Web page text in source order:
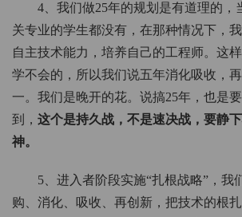
4、我们做25年的规划是有道理的，
关专业的学生都没有，在那种情况下，
自主技术能力，培养自己的工程师。这
学不会的，所以我们说五年消化吸收，
一。我们是晚开的花。说搞25年，也是
到， 这个是持久战，不是速决战，要静
神。
5、进入者阶段实施“扎根战略”，我
购、消化、吸收、再创新，把技术的根